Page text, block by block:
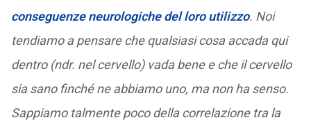
conseguenze neurologiche del loro utilizzo. Noi
tendiamo a pensare che qualsiasi cosa accada qui
dentro (ndr. nel cervello) vada bene e che il cervello
sia sano finché ne abbiamo uno, ma non ha senso.
Sappiamo talmente poco della correlazione tra la